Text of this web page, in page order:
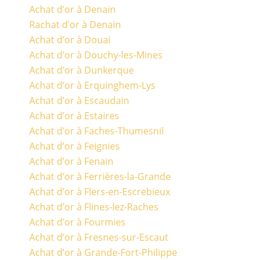
Achat d’or à Denain
Rachat d’or à Denain
Achat d’or à Douai
Achat d’or à Douchy-les-Mines
Achat d’or à Dunkerque
Achat d’or à Erquinghem-Lys
Achat d’or à Escaudain
Achat d’or à Estaires
Achat d’or à Faches-Thumesnil
Achat d’or à Feignies
Achat d’or à Fenain
Achat d’or à Ferrières-la-Grande
Achat d’or à Flers-en-Escrebieux
Achat d’or à Flines-lez-Raches
Achat d’or à Fourmies
Achat d’or à Fresnes-sur-Escaut
Achat d’or à Grande-Fort-Philippe